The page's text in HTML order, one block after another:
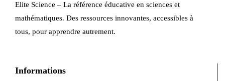
Elite Science – La référence éducative en sciences et
mathématiques. Des ressources innovantes, accessibles à
tous, pour apprendre autrement.
Informations